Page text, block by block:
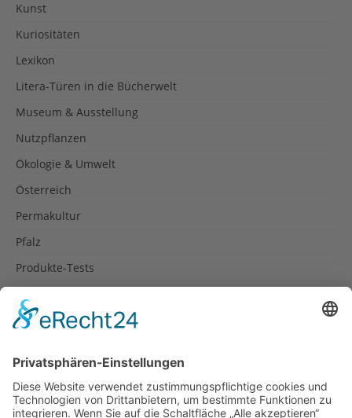
Kunst
Kuriositäten
Lexikon
Litera-Türen in die Bücherwelt
Museum & Ausstellung
Nutzpflanzen
Ökologie & Umwelt
Österreich
Permakultur
Pfalz
Produkte-Tests
Rezepte
Spanien
Südtirol